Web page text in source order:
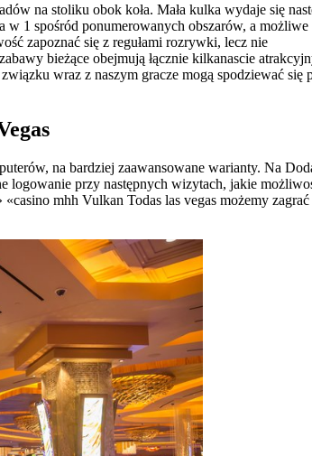
na stoliku obok koła. Mała kulka wydaje się
w 1 spośród ponumerowanych obszarów, a możliwe
zapoznać się z regułami rozrywki, lecz nie
bieżące obejmują łącznie kilkanascie
wraz z naszym gracze mogą spodziewać się
na bardziej zaawansowane warianty. Na
logowanie przy następnych wizytach, jakie
mhh Vulkan Todas las vegas możemy zagrać